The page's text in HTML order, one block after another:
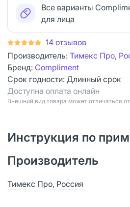
Все варианты
для лица
14 отзывов
Производитель: Тимекс Про,
Бренд: Compliment
Срок годности: Длинный срок
Доступна оплата онлайн
Bнешний вид товара может отличаться
Инструкция по
Производитель
Тимекс Про, Россия